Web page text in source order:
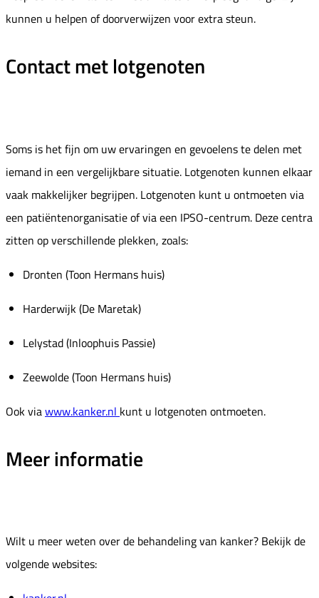
kunnen u helpen of doorverwijzen voor extra steun.
Contact met lotgenoten
Soms is het fijn om uw ervaringen en gevoelens te delen met
iemand in een vergelijkbare situatie. Lotgenoten kunnen elkaar
vaak makkelijker begrijpen. Lotgenoten kunt u ontmoeten via
een patiëntenorganisatie of via een IPSO-centrum. Deze centra
zitten op verschillende plekken, zoals:
Dronten (Toon Hermans huis)
Harderwijk (De Maretak)
Lelystad (Inloophuis Passie)
Zeewolde (Toon Hermans huis)
Ook viawww.kanker.nl kunt u lotgenoten ontmoeten.
Meer informatie
Wilt u meer weten over de behandeling van kanker? Bekijk de
volgende websites: